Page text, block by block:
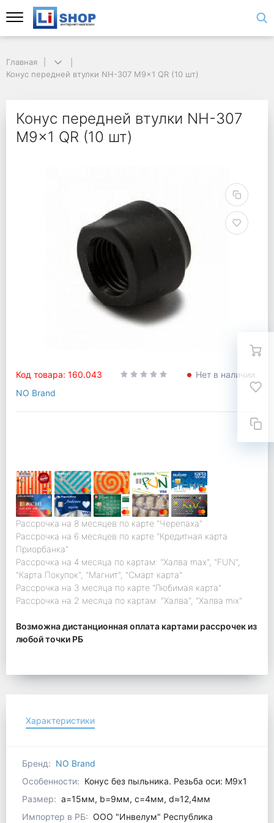
Главная
Конус передней втулки NH-307 M9x1 QR (10 шт)
Конус передней втулки NH-307
M9x1 QR (10 шт)
Код товара: 160.043
Нет в наличии
NO Brand
Рассрочка на 8 месяцев по карте "Черепаха"
Рассрочка на 6 месяцев по карте "Кредитная карта
Приорбанка"
Рассрочка на 4 месяца по картам: "Халва max", "FUN",
"Карта Покупок", "Магнит", "Смарт карта"
Рассрочка на 3 месяца по карте "Любимая карта"
Рассрочка на 2 месяца по картам: "Халва", "Халва mix"
Возможна дистанционная оплата картами рассрочек из
любой точки РБ
Характеристики
Бренд: NO Brand
Особенности: Конус без пыльника. Резьба оси: М9x1
Размер: a=15мм, b=9мм, c=4мм, d≈12,4мм
Импортер в РБ: ООО "Инвелум" Республика